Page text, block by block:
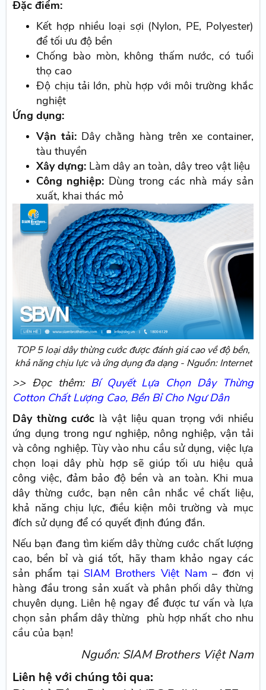
Đặc điểm:
Kết hợp nhiều loại sợi (Nylon, PE, Polyester)
để tối ưu độ bền
Chống bào mòn, không thấm nước, có tuổi
thọ cao
Độ chịu tải lớn, phù hợp với môi trường khắc
nghiệt
Ứng dụng:
Vận tải: Dây chằng hàng trên xe container,
tàu thuyền
Xây dựng: Làm dây an toàn, dây treo vật liệu
Công nghiệp: Dùng trong các nhà máy sản
xuất, khai thác mỏ
TOP 5 loại dây thừng cước được đánh giá cao về độ bền,
khả năng chịu lực và ứng dụng đa dạng - Nguồn: Internet
>> Đọc thêm: Bí Quyết Lựa Chọn Dây Thừng
Cotton Chất Lượng Cao, Bền Bỉ Cho Ngư Dân
Dây thừng cước là vật liệu quan trọng với nhiều
ứng dụng trong ngư nghiệp, nông nghiệp, vận tải
và công nghiệp. Tùy vào nhu cầu sử dụng, việc lựa
chọn loại dây phù hợp sẽ giúp tối ưu hiệu quả
công việc, đảm bảo độ bền và an toàn. Khi mua
dây thừng cước, bạn nên cân nhắc về chất liệu,
khả năng chịu lực, điều kiện môi trường và mục
đích sử dụng để có quyết định đúng đắn.
Nếu bạn đang tìm kiếm dây thừng cước chất lượng
cao, bền bỉ và giá tốt, hãy tham khảo ngay các
sản phẩm tại SIAM Brothers Việt Nam – đơn vị
hàng đầu trong sản xuất và phân phối dây thừng
chuyên dụng. Liên hệ ngay để được tư vấn và lựa
chọn sản phẩm dây thừng phù hợp nhất cho nhu
cầu của bạn!
Nguồn: SIAM Brothers Việt Nam
Liên hệ với chúng tôi qua: